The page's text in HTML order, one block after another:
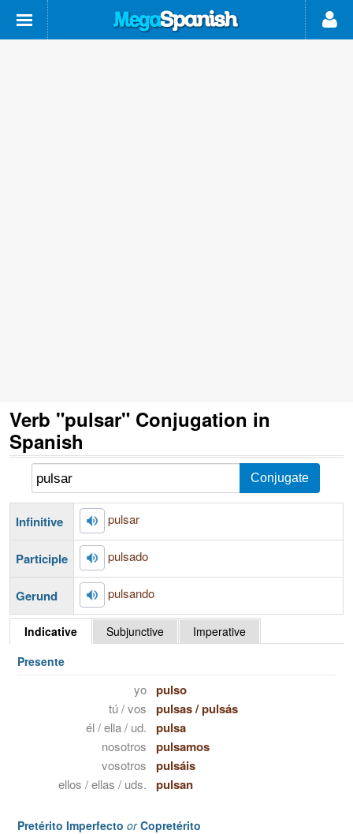
Verb "pulsar" Conjugation in
Spanish
Infinitive pulsar
Participle pulsado
Gerund pulsando
Indicative Subjunctive
Imperative
Presente
yo pulso
tú / vos pulsas/pulsás
él / ella / ud. pulsa
nosotros pulsamos
vosotros pulsáis
ellos / ellas / uds. pulsan
Pretérito Imperfecto orCopretérito